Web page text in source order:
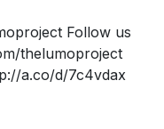
Follow us
thelumoproject
a.co/d/7c4vdax